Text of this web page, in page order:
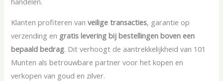
Klanten profiteren vanveilige transacties, garantie op
verzending en gratis levering bij bestellingen boven een
bepaald bedrag. Dit verhoogt de aantrekkelijkheid van 101
Munten als betrouwbare partner voor het kopen en
verkopen van goud en zilver.